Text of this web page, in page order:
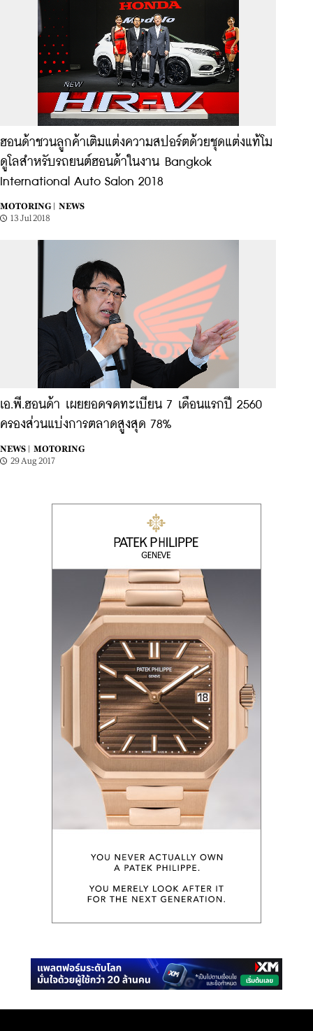
ฮอนด้าชวนลูกค้าเติมแต่งความสปอร์ตด้วยชุดแต่งแท้โม
ดูโลสำหรับรถยนต์ฮอนด้าในงาน Bangkok
International Auto Salon 2018
MOTORING |
NEWS
13 Jul 2018
เอ.พี.ฮอนด้า เผยยอดจดทะเบียน 7 เดือนแรกปี 2560
ครองส่วนแบ่งการตลาดสูงสุด 78%
NEWS |
MOTORING
29 Aug 2017